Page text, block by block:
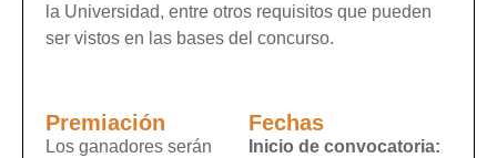
la Universidad, entre otros requisitos que pueden
ser vistos en las bases del concurso.
Premiación
Los ganadores serán
Fechas
Inicio de convocatoria: